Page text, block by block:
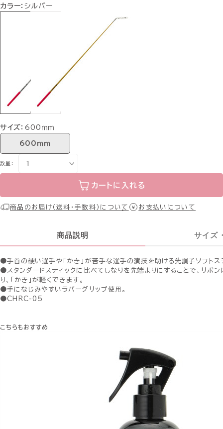
カラー：シルバー
サイズ： 600ｍｍ
600ｍｍ
数量：
カートに入れる
商品のお届け（送料・手数料）について お支払いについて
商品説明 サイズ
●手首の硬い選手や「かき」が苦手な選手の演技を助ける先調子ソフトス
●スタンダードスティックに比べてしなりを先端よりにすることで、リボ
り、「かき」が軽くできます。
●手になじみやすいラバーグリップ使用。
●CHRC-05
こちらもおすすめ